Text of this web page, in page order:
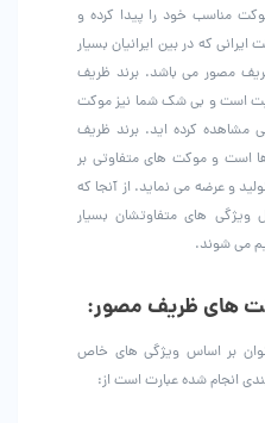
مناسب خود را پیدا کرده و
که در بین ایرانیان بسیار
مصور می باشد. برند ظریف
است و بی شک شما نیز موکت
مشاهده کرده اید. برند ظریف
است و موکت های متفاوتی بر
و عرضه می نماید. از آنجا که
های متفاوتشان بسیار
می شوند.
های ظریف مصور:
بر اساس ویژگی های خاص
انجام شده عبارت است از: